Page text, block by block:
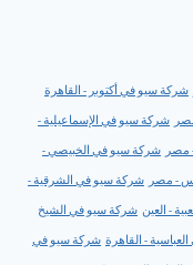
شركة سيو في أكتوبر - القاهرة
شركة سيو في الإسماعيلية -
مصر شركة سيو في الخبيصي -
- مصر شركة سيو في الشرقية -
- العين شركة سيو في الشيخ
- القاهرة شركة سيو في